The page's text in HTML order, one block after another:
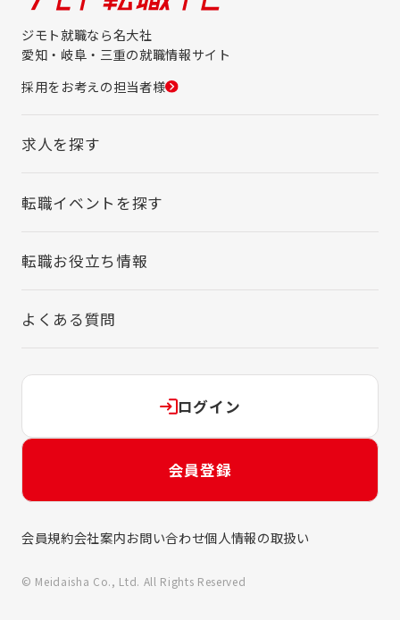
ジモト就職なら名大社
愛知・岐阜・三重の就職情報サイト
採用をお考えの担当者様
求人を探す
転職イベントを探す
転職お役立ち情報
よくある質問
ログイン
会員登録
会員規約会社案内お問い合わせ個人情報の取扱い
© Meidaisha Co., Ltd. All Rights Reserved